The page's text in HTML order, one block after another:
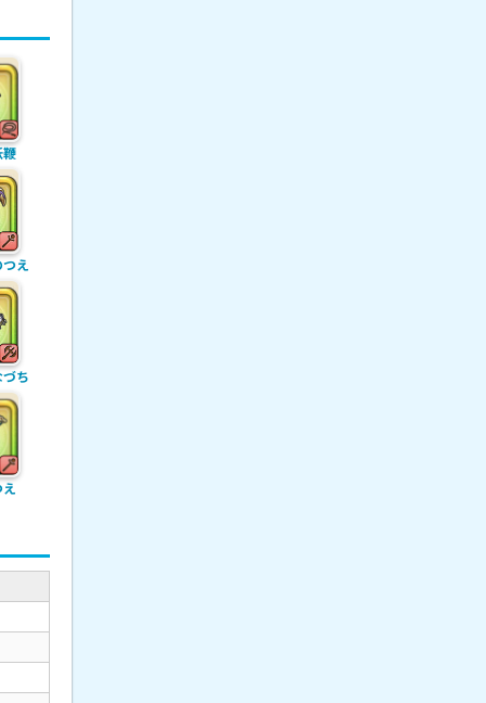
え
ち